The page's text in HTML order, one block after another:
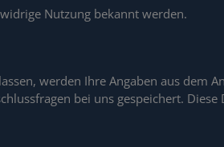
Nutzung bekannt werden.
werden Ihre Angaben aus dem
bei uns gespeichert.